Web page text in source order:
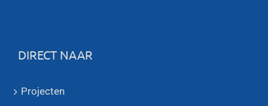
DIRECT NAAR
Projecten